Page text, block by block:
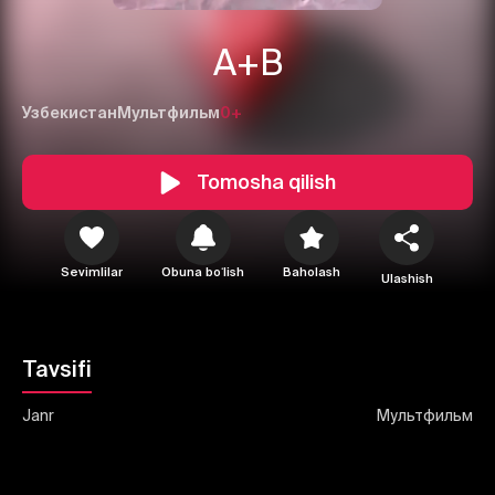
A+B
Узбекистан Мультфильм0+
Tomosha qilish
Sevimlilar Obuna boʻlish Baholash Ulashish
Tavsifi
Janr Мультфильм
1 2 3
Yuborish
Bekor qilish Tizimga kirish